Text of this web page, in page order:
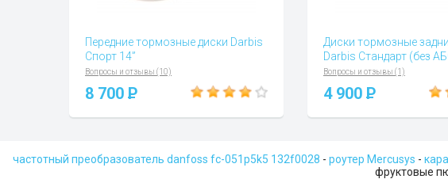
Передние тормозные диски Darbis
Спорт 14”
Вопросы и отзывы (10)
8 700 P
Диски тормозные
Darbis Стандарт (без
Вопросы и отзывы (1)
4 900 P
частотный преобразователь danfoss fc-051p5k5 132f0028 - роутер Mercusys -
фруктовые